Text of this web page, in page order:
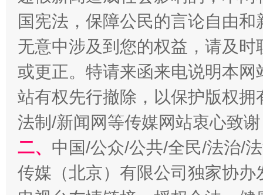
习近平的博鳌关键词
魏明亮
“刷贴”乱象丛生
生
国宪法，保障公民的言论自由
无意中涉及到您的权益，请及
或更正。特请来函来电说明本
站有权先行撤除，以保护版权
法制/新闻网等传媒网站衷心致
二、 中国/公众/公共/全民/法治/
传媒（北京）有限公司独家协